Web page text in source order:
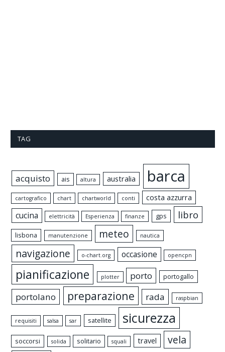
TAG
acquisto ais altura australia barca
cartografico chart chartworld conti costa azzurra
cucina elettricità Esperienza finanze gps libro
lisbona manutenzione meteo nautica
navigazione o-chart.org occasione opencpn
pianificazione plotter porto portogallo
portolano preparazione rada raspbian
requisiti salsa sar satellite sicurezza
soccorsi solida solitario squali travel vela